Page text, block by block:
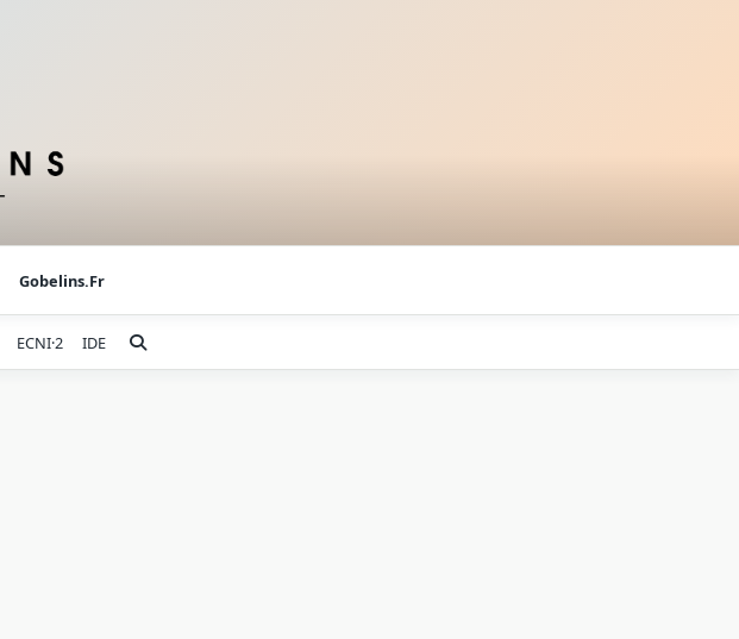
Gobelins.fr
ECNI·2 IDE